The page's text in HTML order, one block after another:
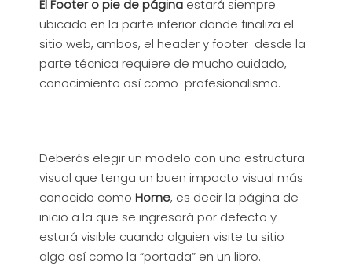
El Footer o pie de página estará siempre
ubicado en la parte inferior donde finaliza el
sitio web, ambos, el header y footer desde la
parte técnica requiere de mucho cuidado,
conocimiento así como profesionalismo.
Deberás elegir un modelo con una estructura
visual que tenga un buen impacto visual más
conocido como Home, es decir la página de
inicio a la que se ingresará por defecto y
estará visible cuando alguien visite tu sitio
algo así como la “portada” en un libro.